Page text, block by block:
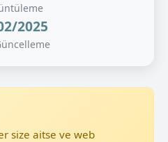
2025
size aitse ve web